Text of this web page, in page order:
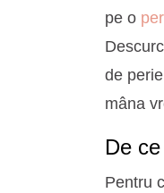
pe o
de
mâna
De
Pentru